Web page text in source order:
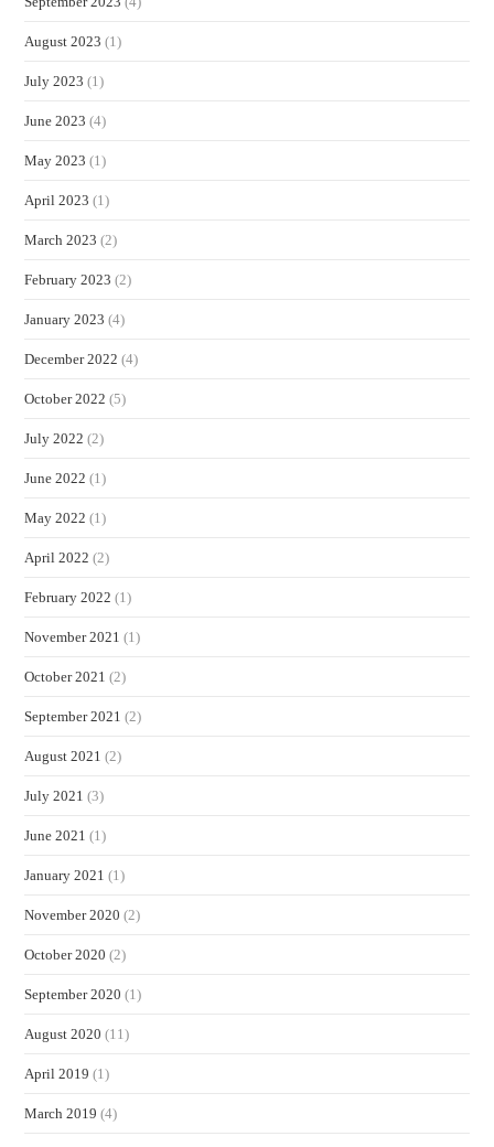
August 2023 (1)
July 2023 (1)
June 2023 (4)
May 2023 (1)
April 2023 (1)
March 2023 (2)
February 2023 (2)
January 2023 (4)
December 2022 (4)
October 2022 (5)
July 2022 (2)
June 2022 (1)
May 2022 (1)
April 2022 (2)
February 2022 (1)
November 2021 (1)
October 2021 (2)
September 2021 (2)
August 2021 (2)
July 2021 (3)
June 2021 (1)
January 2021 (1)
November 2020 (2)
October 2020 (2)
September 2020 (1)
August 2020 (11)
April 2019 (1)
March 2019 (4)